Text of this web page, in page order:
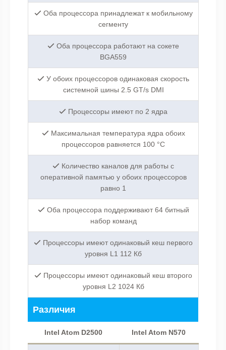
Оба процессора принадлежат к мобильному
сегменту
Оба процессора работают на сокете
BGA559
У обоих процессоров одинаковая скорость
системной шины 2.5 GT/s DMI
Процессоры имеют по 2 ядра
Максимальная температура ядра обоих
процессоров равняется 100 °C
Количество каналов для работы с
оперативной памятью у обоих процессоров
равно 1
Оба процессора поддерживают 64 битный
набор команд
Процессоры имеют одинаковый кеш первого
уровня L1 112 Кб
Процессоры имеют одинаковый кеш второго
уровня L2 1024 Кб
Различия
Intel Atom D2500 Intel Atom N570